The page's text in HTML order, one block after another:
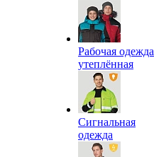
Рабочая одежда
утеплённая
Сигнальная
одежда